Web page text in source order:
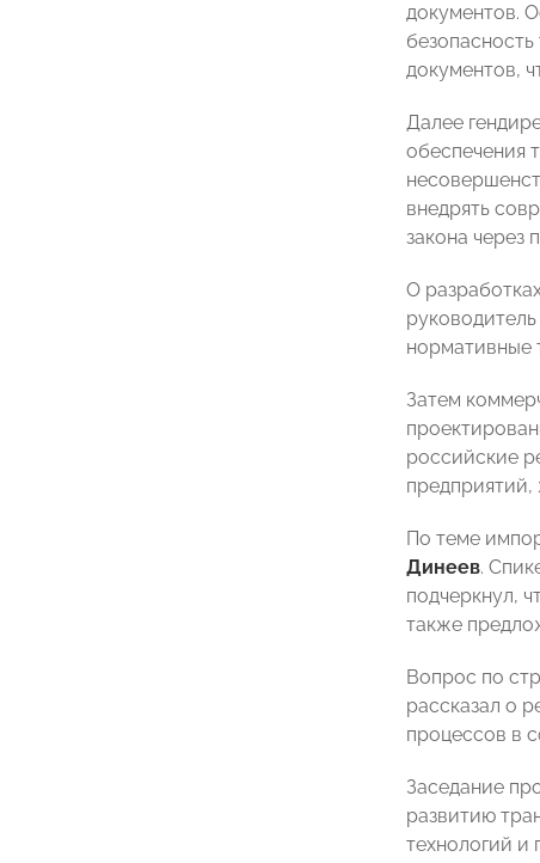
документов.
документов,
Далее
обеспечения
внедрять
закона через
О
нормативные
Затем
российские
предприятий,
По теме
Динеев.
подчеркнул,
также
Вопрос по
рассказал о
процессов в
Заседание
развитию
технологий и